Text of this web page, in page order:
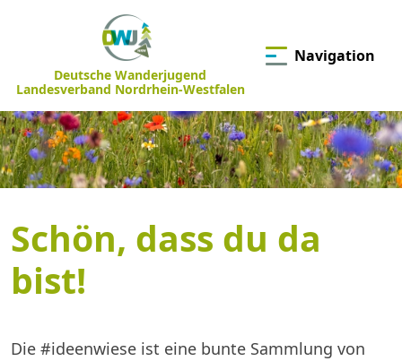
Deutsche Wanderjugend
Landesverband Nordrhein-Westfalen
Navigation
Schön, dass du da
bist!
Die #ideenwiese ist eine bunte Sammlung von